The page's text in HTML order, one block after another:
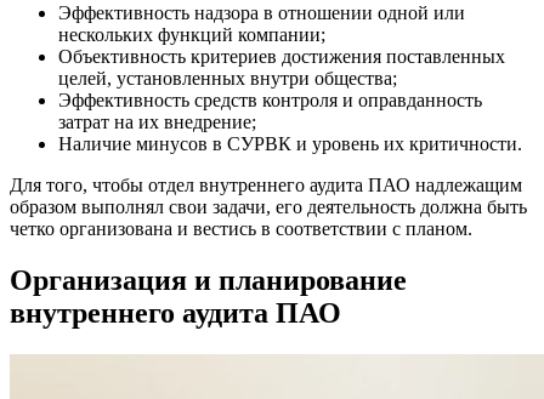
Эффективность надзора в отношении одной или
нескольких функций компании;
Объективность критериев достижения поставленных
целей, установленных внутри общества;
Эффективность средств контроля и оправданность
затрат на их внедрение;
Наличие минусов в СУРВК и уровень их критичности.
Для того, чтобы отдел внутреннего аудита ПАО надлежащим
образом выполнял свои задачи, его деятельность должна быть
четко организована и вестись в соответствии с планом.
Организация и планирование
внутреннего аудита ПАО